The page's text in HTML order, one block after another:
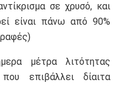
σε χρυσό, και
είναι πάνω από 90%
μέτρα λιτότητας
επιβάλλει δίαιτα